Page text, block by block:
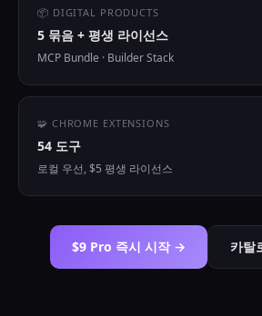
📦 DIGITAL PRODUCTS
5 묶음 + 평생 라이선스
MCP Bundle · Builder Stack
🧩 CHROME EXTENSIONS
54 도구
로컬 우선, $5 평생 라이선스
$9 Pro 즉시 시작 → 카탈